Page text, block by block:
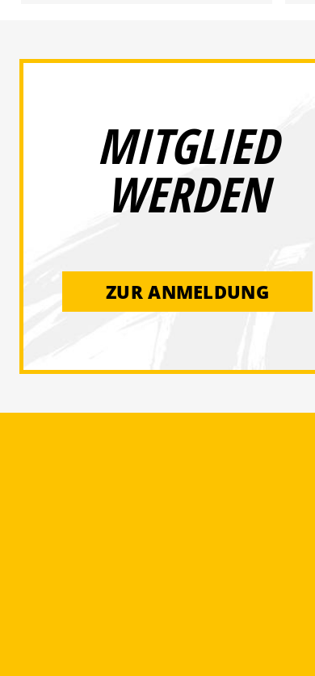
MITGLIED
WERDEN
ZUR ANMELDUNG